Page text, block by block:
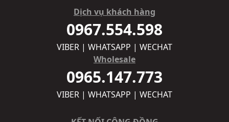
Dịch vụ khách hàng
0967.554.598
VIBER | WHATSAPP | WECHAT
Wholesale
0965.147.773
VIBER | WHATSAPP | WECHAT